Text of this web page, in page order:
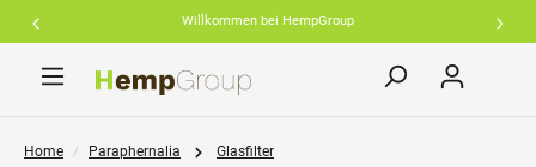
Willkommen bei HempGroup
springen
Home Paraphernalia Glasfilter